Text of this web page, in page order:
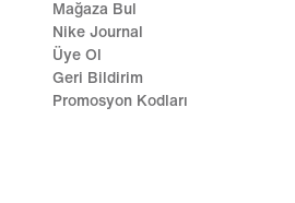
Mağaza Bul
Nike Journal
Üye Ol
Geri Bildirim
Promosyon Kodları